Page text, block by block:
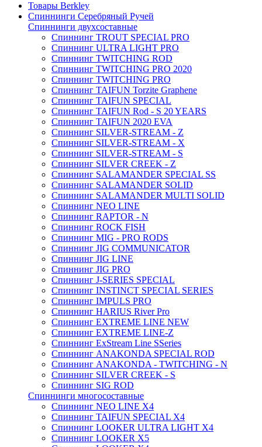
Товары Berkley
Спиннинги Серебряный Ручей
Спиннинги двухсоставные
Спиннинг TROUT SPECIAL PRO
Спиннинг ULTRA LIGHT PRO
Спиннинг TWITCHING ROD
Спиннинг TWITCHING PRO 2020
Спиннинг TWITCHING PRO
Спиннинг TAIFUN Torzite Graphene
Спиннинг TAIFUN SPECIAL
Спиннинг TAIFUN Rod - S 20 YEARS
Спиннинг TAIFUN 2020 EVA
Спиннинг SILVER-STREAM - Z
Спиннинг SILVER-STREAM - X
Спиннинг SILVER-STREAM - S
Спиннинг SILVER CREEK - Z
Спиннинг SALAMANDER SPECIAL SS
Спиннинг SALAMANDER SOLID
Спиннинг SALAMANDER MULTI SOLID
Спиннинг NEO LINE
Спиннинг RAPTOR - N
Спиннинг ROCK FISH
Спиннинг MIG - PRO RODS
Спиннинг JIG COMMUNICATOR
Спиннинг JIG LINE
Спиннинг JIG PRO
Спиннинг J-SERIES SPECIAL
Спиннинг INSTINCT SPECIAL SERIES
Спиннинг IMPULS PRO
Спиннинг HARIUS River Pro
Спиннинг EXTREME LINE NEW
Спиннинг EXTREME LINE-Z
Спиннинг ExStream Line SSeries
Спиннинг ANAKONDA SPECIAL ROD
Спиннинг ANAKONDA - TWITCHING - N
Спиннинг SILVER CREEK - S
Спиннинг SIG ROD
Спиннинги многосоставные
Спиннинг NEO LINE X4
Спиннинг TAIFUN SPECIAL X4
Спиннинг LOOKER ULTRA LIGHT X4
Спиннинг LOOKER X5